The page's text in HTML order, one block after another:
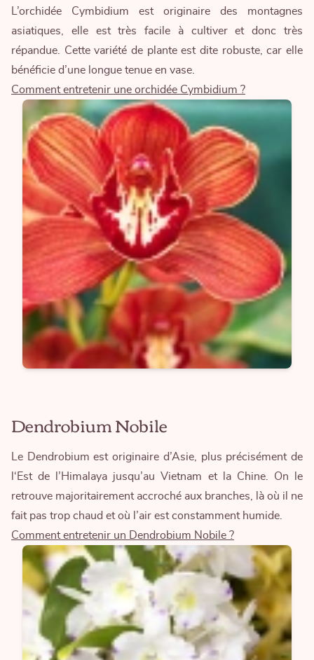
L’orchidée Cymbidium est originaire des montagnes
asiatiques, elle est très facile à cultiver et donc très
répandue. Cette variété de plante est dite robuste, car elle
bénéficie d’une longue tenue en vase.
Comment entretenir une orchidée Cymbidium ?
Dendrobium Nobile
Le Dendrobium est originaire d’Asie, plus précisément de
l‘Est de l’Himalaya jusqu’au Vietnam et la Chine. On le
retrouve majoritairement accroché aux branches, là où il ne
fait pas trop chaud et où l’air est constamment humide.
Comment entretenir un Dendrobium Nobile ?